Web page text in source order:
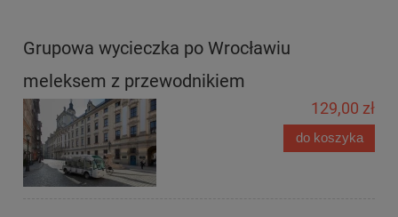
Grupowa wycieczka po Wrocławiu
meleksem z przewodnikiem
129,00 zł
do koszyka